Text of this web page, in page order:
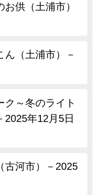
供（土浦市）
ん（土浦市）－
ク～冬のライト
2025年12月5日
古河市）－2025